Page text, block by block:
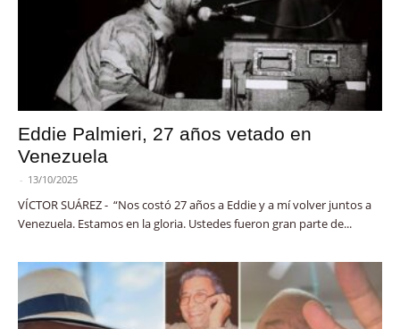
Eddie Palmieri, 27 años vetado en
Venezuela
- 13/10/2025
VÍCTOR SUÁREZ - “Nos costó 27 años a Eddie y a mí volver juntos a
Venezuela. Estamos en la gloria. Ustedes fueron gran parte de...